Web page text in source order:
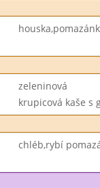
zeleninová
krupicová kaše s
chléb,rybí